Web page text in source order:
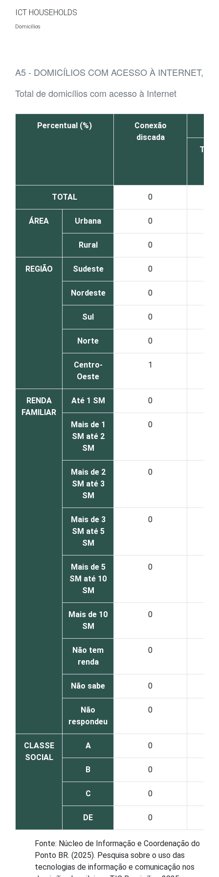
ICT HOUSEHOLDS
Domicílios
A5 - DOMICÍLIOS COM ACESSO À INTERNET,
Total de domicílios com acesso à Internet
Percentual (%)
Conexão
discada
TOTAL 0
ÁREA Urbana 0
Rural 0
REGIÃO Sudeste 0
Nordeste 0
Sul 0
Norte 0
Centro-
Oeste
1
RENDA
FAMILIAR
Até 1 SM 0
Mais de 1
SM até 2
SM
0
Mais de 2
SM até 3
SM
0
Mais de 3
SM até 5
SM
0
Mais de 5
SM até 10
SM
0
Mais de 10
SM
0
Não tem
renda
0
Não sabe 0
Não
respondeu
0
CLASSE
SOCIAL
A 0
B 0
C 0
DE 0
Fonte: Núcleo de Informação e Coordenação do
Ponto BR. (2025). Pesquisa sobre o uso das
tecnologias de informação e comunicação nos